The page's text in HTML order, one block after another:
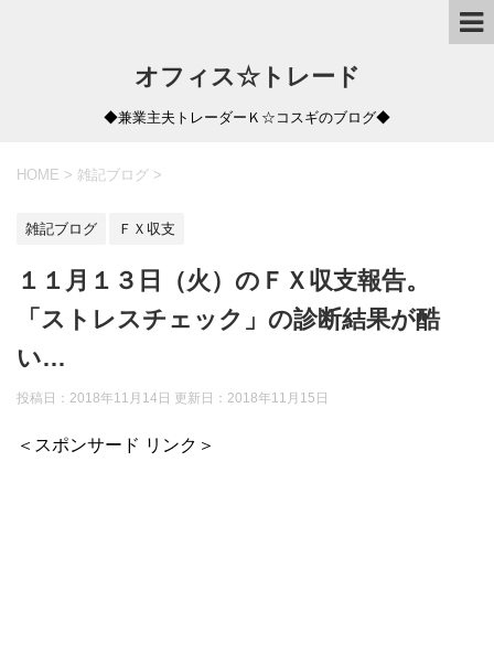
オフィス☆トレード
◆兼業主夫トレーダーＫ☆コスギのブログ◆
HOME > 雑記ブログ >
雑記ブログ ＦＸ収支
１１月１３日（火）のＦＸ収支報告。
「ストレスチェック」の診断結果が酷
い…
投稿日：2018年11月14日 更新日： 2018年11月15日
＜スポンサード リンク＞